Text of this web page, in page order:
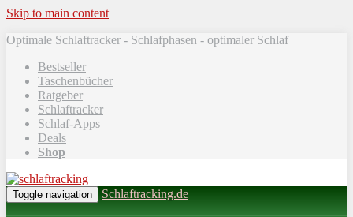
Skip to main content
Optimale Schlaftracker - Schlafphasen - optimaler Schlaf
Bestseller
Taschenbücher
Ratgeber
Schlaftracker
Schlaf-Apps
Deals
Shop
Toggle navigation Schlaftracking.de